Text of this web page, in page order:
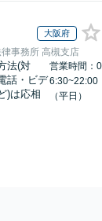
大阪府
事務所 高槻支店
法(対
話・ビデ
)は応相
営業時間：0
6:30~22:00
（平日）